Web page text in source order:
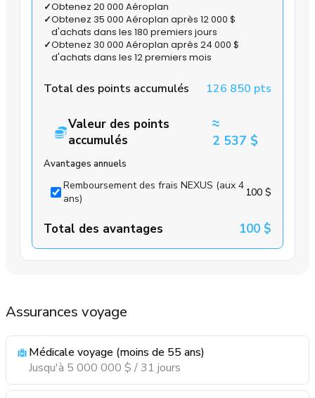
✓Obtenez 20 000 Aéroplan
✓Obtenez 35 000 Aéroplan après 12 000 $
d'achats dans les 180 premiers jours
✓Obtenez 30 000 Aéroplan après 24 000 $
d'achats dans les 12 premiers mois
Total des points accumulés 126 850 pts
Valeur des points
accumulés
≈
2 537 $
Avantages annuels
Remboursement des frais NEXUS (aux 4
ans)
100 $
Total des avantages 100 $
Assurances voyage
Médicale voyage (moins de 55 ans)
Jusqu'à 5 000 000 $ / 31 jours